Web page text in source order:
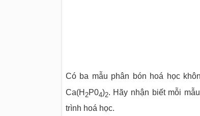
Có ba mẫu phân bón hoá học
Ca(H 2P04)2. Hãy nhận biết mỗi
trình hoá học.